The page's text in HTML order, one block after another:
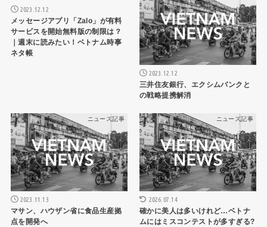
2023.12.12
メッセージアプリ「Zalo」が有料
サービスを開始無料版の制限は？
｜週末に読みたい！ベトナム時事
ネタ帳
2023.12.12
三井住友銀行、エクシムバンクと
の戦略提携解消
ニュース記事
2023.11.13
マサン、ハウザン省に食品生産拠
点を開発へ
ニュース記事
2026.07.14
確かに美人は多いけれど…ベトナ
ムにはミスコンテストが多すぎる?